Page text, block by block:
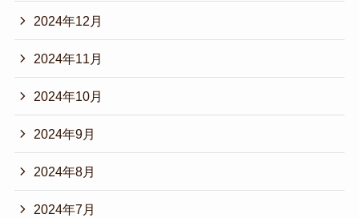
2024年12月
2024年11月
2024年10月
2024年9月
2024年8月
2024年7月